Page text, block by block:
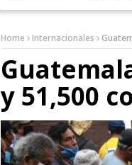
Home Internacionales
y 51,500